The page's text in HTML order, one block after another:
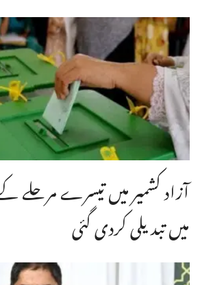
آزاد کشمیر میں تیسرے مرحلے
میں تبدیلی کردی گئی